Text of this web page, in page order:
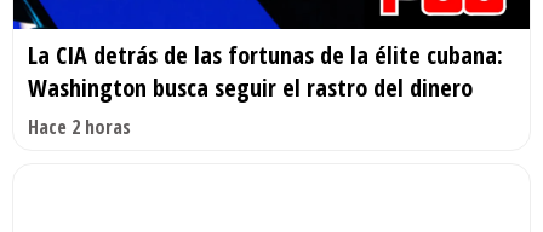
La CIA detrás de las fortunas de la élite cubana:
Washington busca seguir el rastro del dinero
Hace 2 horas